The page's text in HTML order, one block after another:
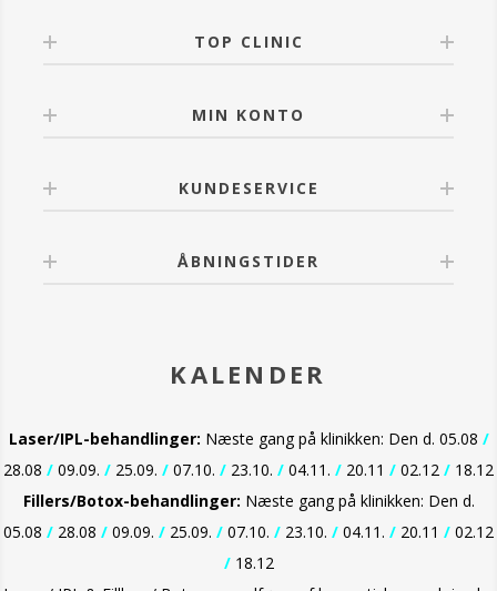
TOP CLINIC
MIN KONTO
KUNDESERVICE
ÅBNINGSTIDER
KALENDER
Laser/IPL-behandlinger: Næste gang på klinikken: Den d. 05.08 /
28.08 / 09.09. / 25.09. / 07.10. / 23.10. / 04.11. / 20.11 / 02.12 / 18.12
Fillers/Botox-behandlinger: Næste gang på klinikken: Den d.
05.08 / 28.08 / 09.09. / 25.09. / 07.10. / 23.10. / 04.11. / 20.11 / 02.12
/18.12